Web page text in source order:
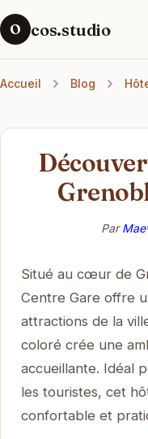
O cos.studio
Accueil Blog
Par
Situé au cœur de
Centre Gare offre
attractions de la
coloré crée une
accueillante. Idéal
les touristes, cet
confortable et